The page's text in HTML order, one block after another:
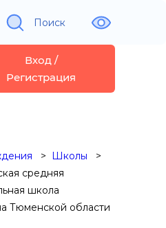
Поиск
Вход /
Регистрация
Школы
средняя
школа
Тюменской области